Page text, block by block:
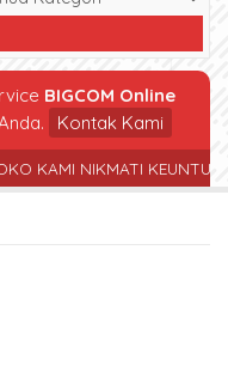
BIGCOM Online
Kontak Kami
KAMI NIKMATI